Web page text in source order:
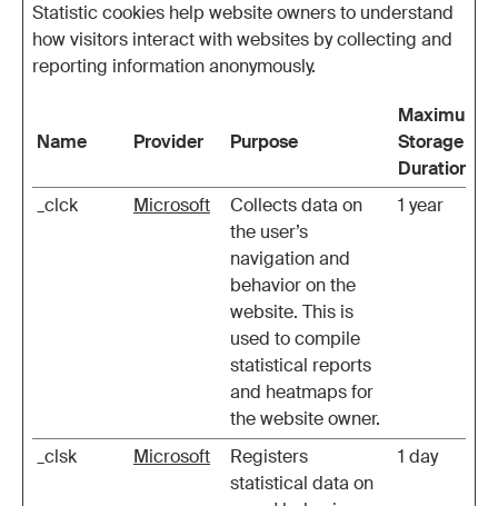
Statistic cookies help website owners to understand
how visitors interact with websites by collecting and
reporting information anonymously.
Name Provider Purpose
Maximum
Storage
Duration
_clck
Microsoft
Collects data on
the user’s
navigation and
behavior on the
website. This is
used to compile
statistical reports
and heatmaps for
the website owner.
1 year
_clsk Microsoft
Registers
statistical data on
1 day